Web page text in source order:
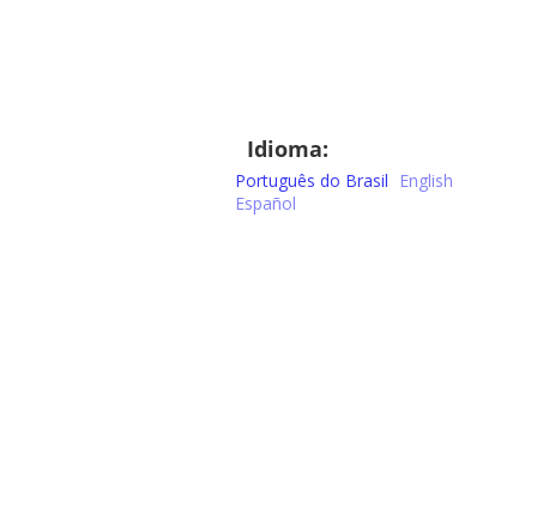
Idioma:
Português do Brasil
English
Español